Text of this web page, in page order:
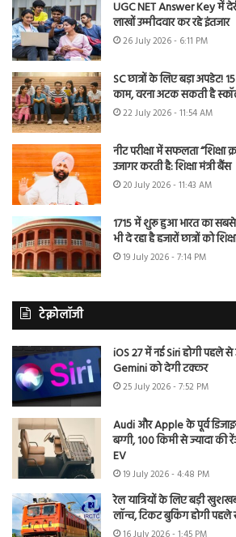
UGC NET Answer Key में
लाखों उम्मीदवार कर रहे इंतजार
26 July 2026 - 6:11 PM
SC छात्रों के लिए बड़ा
काम, वरना अटक सकती है
22 July 2026 - 11:54 AM
नीट परीक्षा में सफलता “शिक्षा
उजागर करती है: शिक्षा मंत्री बैंस
20 July 2026 - 11:43 AM
1715 में शुरू हुआ भारत का
भी दे रहा है हजारों छात्रों को
19 July 2026 - 7:14 PM
टेक्नोलॉजी
iOS 27 में नई Siri होगी पहले से
Gemini को देगी टक्कर
25 July 2026 - 7:52 PM
Audi और Apple के पूर्व
बग्गी, 100 किमी से ज्यादा
EV
19 July 2026 - 4:48 PM
रेल यात्रियों के लिए बड़ी
लॉन्च, टिकट बुकिंग होगी